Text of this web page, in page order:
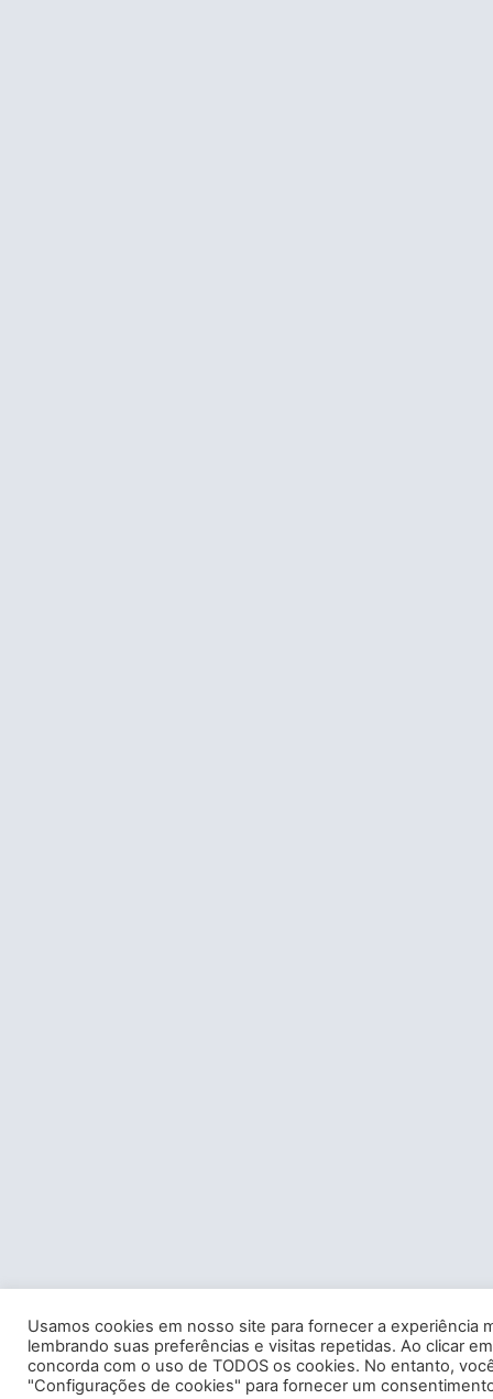
Usamos cookies em nosso site para fornecer a experiência
lembrando suas preferências e visitas repetidas. Ao clicar
concorda com o uso de TODOS os cookies. No entanto,
"Configurações de cookies" para fornecer um